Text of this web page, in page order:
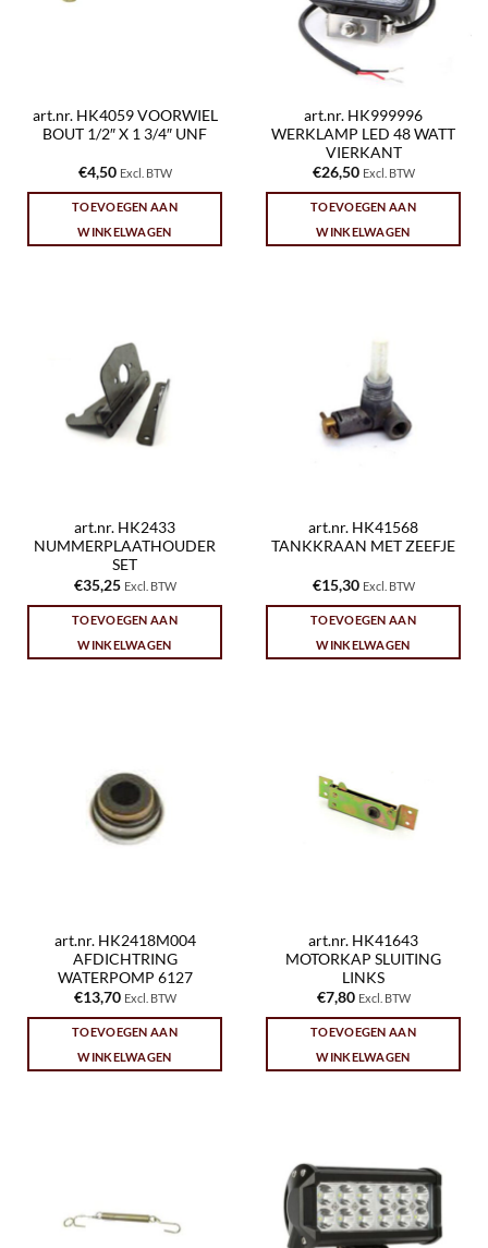
art.nr. HK4059 VOORWIEL
BOUT 1/2″ X 1 3/4″ UNF
€4,50 Excl. BTW
TOEVOEGEN AAN
WINKELWAGEN
art.nr. HK999996
WERKLAMP LED 48 WATT
VIERKANT
€26,50 Excl. BTW
TOEVOEGEN AAN
WINKELWAGEN
art.nr. HK2433
NUMMERPLAATHOUDER
SET
€35,25 Excl. BTW
TOEVOEGEN AAN
WINKELWAGEN
art.nr. HK41568
TANKKRAAN MET ZEEFJE
€15,30 Excl. BTW
TOEVOEGEN AAN
WINKELWAGEN
art.nr. HK2418M004
AFDICHTRING
WATERPOMP 6127
€13,70 Excl. BTW
TOEVOEGEN AAN
WINKELWAGEN
art.nr. HK41643
MOTORKAP SLUITING
LINKS
€7,80 Excl. BTW
TOEVOEGEN AAN
WINKELWAGEN